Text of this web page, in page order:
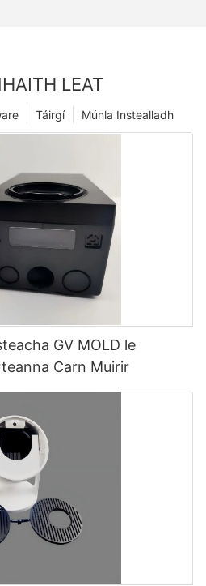
LEAT
Múnla Instealladh
Táirgí
GV MOLD le
Carn Muirir